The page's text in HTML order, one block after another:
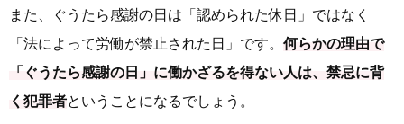
また、ぐうたら感謝の日は「認められた休日」ではなく
「法によって労働が禁止された日」です。 何らかの理由で
「ぐうたら感謝の日」に働かざるを得ない人は、禁忌に背
く犯罪者ということになるでしょう。